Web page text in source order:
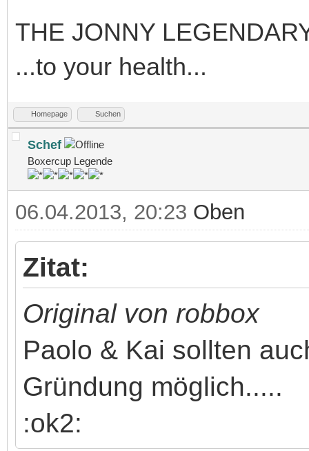
THE JONNY
...to your health...
Homepage Suchen
Schef
Boxercup Legende
06.04.2013, 20:23 Oben
Zitat:
Original von robbox
Paolo & Kai sollten
Gründung möglich.....
:ok2: